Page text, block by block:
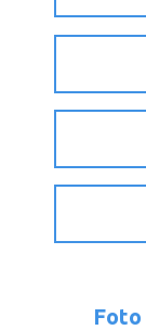
Foto